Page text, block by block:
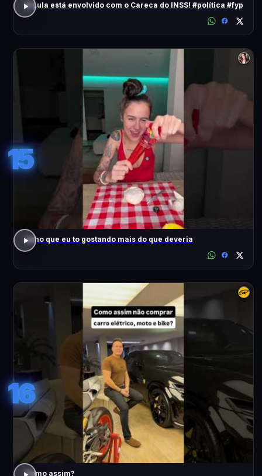
O Lula está envolvido com o Careca do INSS! #política #fyp
15
acho que eu to gostando mais do que deveria
16
Como assim?